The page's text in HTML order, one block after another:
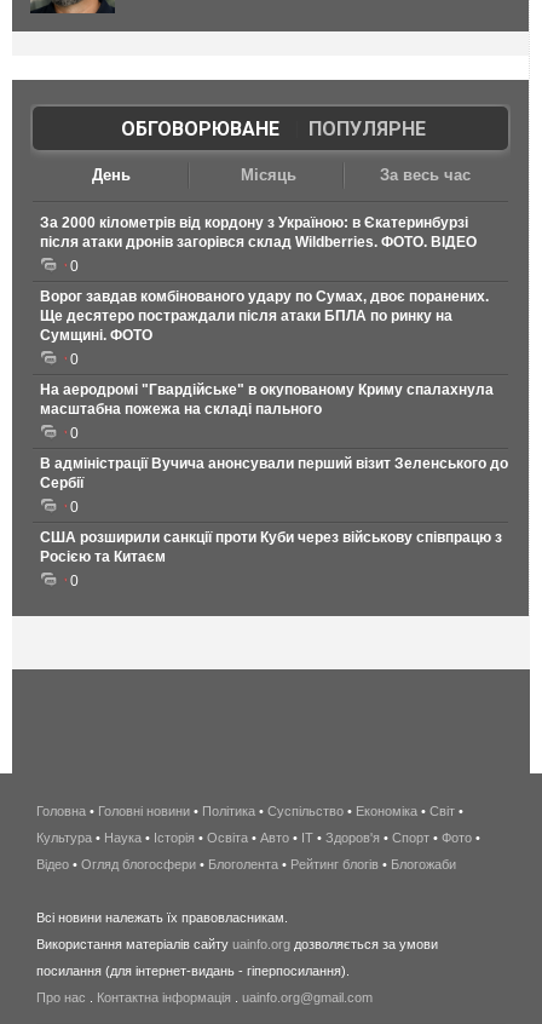
ОБГОВОРЮВАНЕ| ПОПУЛЯРНЕ
День Місяць За весь час
За 2000 кілометрів від кордону з Україною: в Єкатеринбурзі
після атаки дронів загорівся склад Wildberries. ФОТО. ВІДЕО
0
Ворог завдав комбінованого удару по Сумах, двоє поранених.
Ще десятеро постраждали після атаки БПЛА по ринку на
Сумщині. ФОТО
0
На аеродромі "Гвардійське" в окупованому Криму спалахнула
масштабна пожежа на складі пального
0
В адміністрації Вучича анонсували перший візит Зеленського до
Сербії
0
США розширили санкції проти Куби через військову співпрацю з
Росією та Китаєм
0
беспроводной
интернет
киев
wimax
в
Головна • Головні новини • Політика • Суспільство • Економіка • Світ •
Культура • Наука • Історія • Освіта • Авто • IT • Здоров'я • Спорт • Фото •
Відео • Огляд блогосфери • Блоголента • Рейтинг блогів • Блогожаби
Всі новини належать їх правовласникам.
Використання матеріалів сайту uainfo.org дозволяється за умови
посилання (для інтернет-видань - гіперпосилання).
Про нас
Контактна інформація uainfo.org@gmail.com